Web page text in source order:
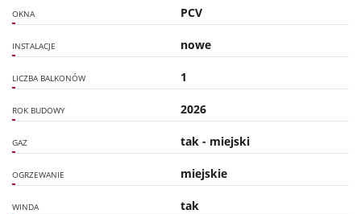
OKNA PCV
INSTALACJE nowe
LICZBA BALKONÓW 1
ROK BUDOWY 2026
GAZ tak - miejski
OGRZEWANIE miejskie
WINDA tak